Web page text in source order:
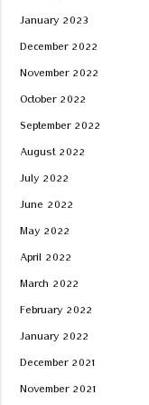
January 2023
December 2022
November 2022
October 2022
September 2022
August 2022
July 2022
June 2022
May 2022
April 2022
March 2022
February 2022
January 2022
December 2021
November 2021